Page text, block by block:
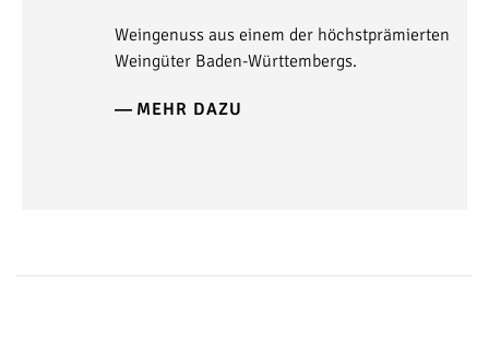
Weingenuss aus einem der höchstprämierten
Weingüter Baden-Württembergs.
MEHR DAZU